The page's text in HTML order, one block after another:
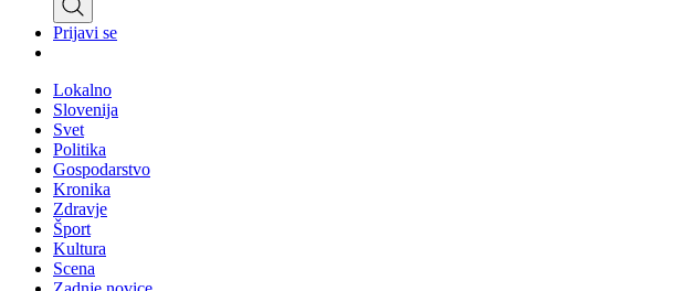
Prijavi se
Lokalno
Slovenija
Svet
Politika
Gospodarstvo
Kronika
Zdravje
Šport
Kultura
Scena